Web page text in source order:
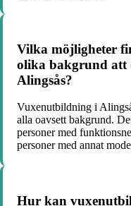
Vilka möjligheter
olika bakgrund att
Alingsås?
Vuxenutbildning i
alla oavsett bakgrund.
personer med
personer med annat
Hur kan